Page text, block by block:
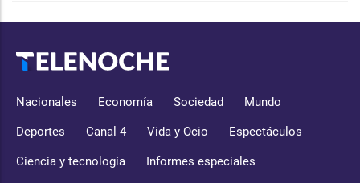
Nacionales Economía Sociedad Mundo
Deportes Canal 4 Vida y Ocio Espectáculos
Ciencia y tecnología Informes especiales